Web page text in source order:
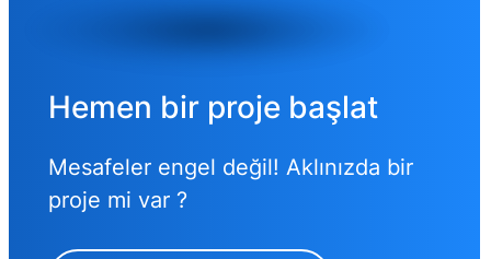
Hemen bir proje başlat
Mesafeler engel değil! Aklınızda bir
proje mi var ?